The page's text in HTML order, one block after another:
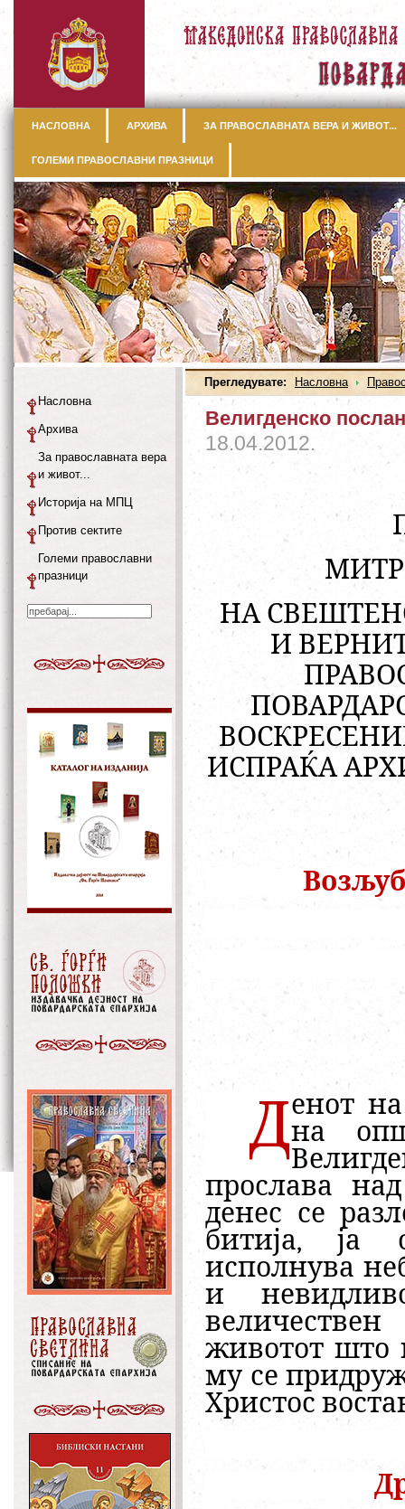
НАСЛОВНА АРХИВА ЗА ПРАВОСЛАВНАТА ВЕРА И ЖИВОТ...
ГОЛЕМИ ПРАВОСЛАВНИ ПРАЗНИЦИ
Прегледувате: Насловна
Велигденско
18.04.2012.
НА
И
ИСПРАЌА
Денот
на
прослава
денес се
битија, ја
исполнува
и
животот што
му се
Христос
Насловна
Архива
За православната вера
и живот...
Историја на МПЦ
Против сектите
Големи православни
празници